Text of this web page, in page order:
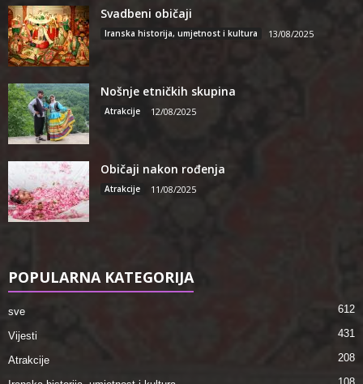
Svadbeni običaji
Iranska historija, umjetnost i kultura 13/08/2025
Nošnje etničkih skupina
Atrakcije 12/08/2025
Običaji nakon rođenja
Atrakcije 11/08/2025
POPULARNA KATEGORIJA
sve 612
Vijesti 431
Atrakcije 208